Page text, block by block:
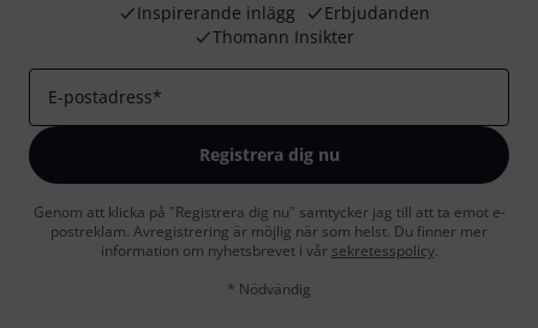
Inspirerande inlägg
Erbjudanden
Thomann Insikter
E-postadress*
Registrera dig nu
Genom att klicka på "Registrera dig nu" samtycker jag till att ta emot e-
postreklam. Avregistrering är möjlig när som helst. Du finner mer
information om nyhetsbrevet i vår sekretesspolicy.
* Nödvändig